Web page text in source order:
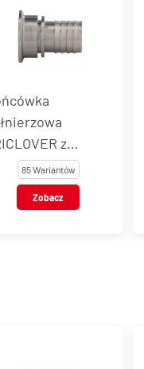
z
stal
typ
85 Wariantów
Zobacz